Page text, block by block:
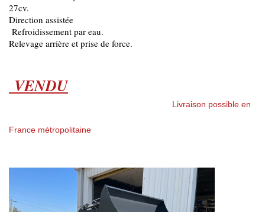
27cv.
Direction assistée
Refroidissement par eau.
Relevage arrière et prise de force.
VENDU
Livraison possible en
France métropolitaine